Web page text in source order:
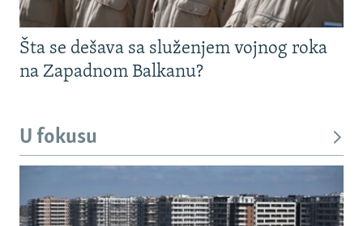
Šta se dešava sa služenjem vojnog roka
na Zapadnom Balkanu?
U fokusu